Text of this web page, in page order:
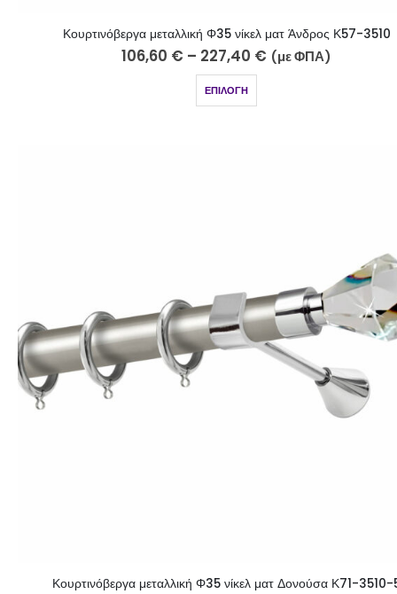
Κουρτινόβεργα μεταλλική Φ35 νίκελ ματ Άνδρος Κ57-3510
106,60 € – 227,40 € (με ΦΠΑ)
ΕΠΙΛΟΓΉ
Κουρτινόβεργα μεταλλική Φ35 νίκελ ματ Δονούσα Κ71-3510-